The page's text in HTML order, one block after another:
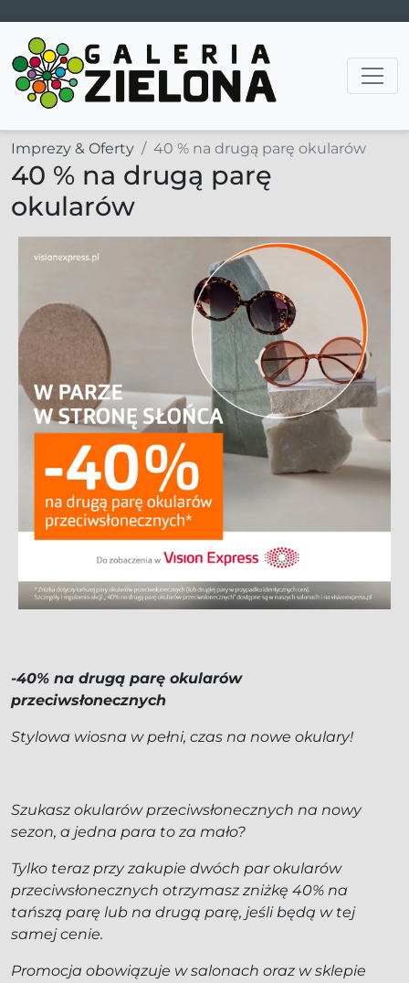
Main Navigation
Imprezy & Oferty 40 % na drugą parę okularów
40 % na drugą parę
okularów
-40% na drugą parę okularów
przeciwsłonecznych
Stylowa wiosna w pełni, czas na nowe okulary!
Szukasz okularów przeciwsłonecznych na nowy
sezon, a jedna para to za mało?
Tylko teraz przy zakupie dwóch par okularów
przeciwsłonecznych otrzymasz zniżkę 40% na
tańszą parę lub na drugą parę, jeśli będą w tej
samej cenie.
Promocja obowiązuje w salonach oraz w sklepie